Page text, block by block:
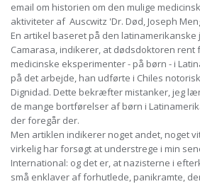
email om historien om den mulige
aktiviteter af Auscwitz 'Dr. Død, Joseph
En artikel baseret på den latinamerikanske
Camarasa, indikerer, at dødsdoktoren
medicinske eksperimenter - på børn - i
på det arbejde, han udførte i Chiles
Dignidad. Dette bekræfter mistanker, jeg
de mange bortførelser af børn i
der foregår der.
Men artiklen indikerer noget andet, noget
virkelig har forsøgt at understrege i min
International: og det er, at nazisterne i
små enklaver af forhutlede, panikramte,